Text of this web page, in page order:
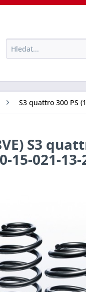
S3 quattro 300 PS
S3
15-021-13-